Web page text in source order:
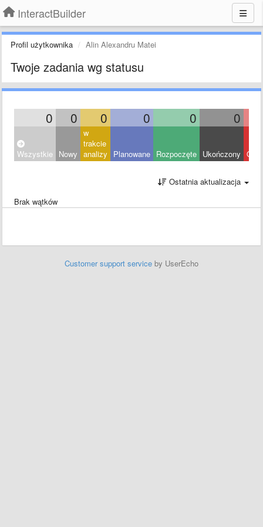
InteractBuilder
Profil użytkownika Alin Alexandru Matei
Twoje zadania wg statusu
0 0 0 0 0 0
Wszystkie Nowy
w
trakcie
analizy
Planowane Rozpoczęte Ukończony
Ostatnia aktualizacja
Brak wątków
Customer support service by UserEcho